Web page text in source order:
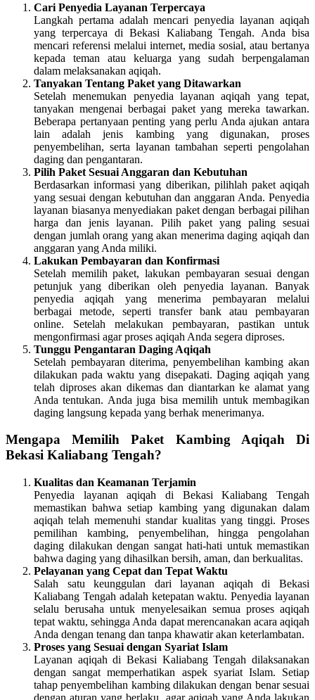
Cari Penyedia Layanan Terpercaya
Langkah pertama adalah mencari penyedia layanan aqiqah
yang terpercaya di Bekasi Kaliabang Tengah. Anda bisa
mencari referensi melalui internet, media sosial, atau bertanya
kepada teman atau keluarga yang sudah berpengalaman
dalam melaksanakan aqiqah.
Tanyakan Tentang Paket yang Ditawarkan
Setelah menemukan penyedia layanan aqiqah yang tepat,
tanyakan mengenai berbagai paket yang mereka tawarkan.
Beberapa pertanyaan penting yang perlu Anda ajukan antara
lain adalah jenis kambing yang digunakan, proses
penyembelihan, serta layanan tambahan seperti pengolahan
daging dan pengantaran.
Pilih Paket Sesuai Anggaran dan Kebutuhan
Berdasarkan informasi yang diberikan, pilihlah paket aqiqah
yang sesuai dengan kebutuhan dan anggaran Anda. Penyedia
layanan biasanya menyediakan paket dengan berbagai pilihan
harga dan jenis layanan. Pilih paket yang paling sesuai
dengan jumlah orang yang akan menerima daging aqiqah dan
anggaran yang Anda miliki.
Lakukan Pembayaran dan Konfirmasi
Setelah memilih paket, lakukan pembayaran sesuai dengan
petunjuk yang diberikan oleh penyedia layanan. Banyak
penyedia aqiqah yang menerima pembayaran melalui
berbagai metode, seperti transfer bank atau pembayaran
online. Setelah melakukan pembayaran, pastikan untuk
mengonfirmasi agar proses aqiqah Anda segera diproses.
Tunggu Pengantaran Daging Aqiqah
Setelah pembayaran diterima, penyembelihan kambing akan
dilakukan pada waktu yang disepakati. Daging aqiqah yang
telah diproses akan dikemas dan diantarkan ke alamat yang
Anda tentukan. Anda juga bisa memilih untuk membagikan
daging langsung kepada yang berhak menerimanya.
Mengapa Memilih Paket Kambing Aqiqah Di
Bekasi Kaliabang Tengah?
Kualitas dan Keamanan Terjamin
Penyedia layanan aqiqah di Bekasi Kaliabang Tengah
memastikan bahwa setiap kambing yang digunakan dalam
aqiqah telah memenuhi standar kualitas yang tinggi. Proses
pemilihan kambing, penyembelihan, hingga pengolahan
daging dilakukan dengan sangat hati-hati untuk memastikan
bahwa daging yang dihasilkan bersih, aman, dan berkualitas.
Pelayanan yang Cepat dan Tepat Waktu
Salah satu keunggulan dari layanan aqiqah di Bekasi
Kaliabang Tengah adalah ketepatan waktu. Penyedia layanan
selalu berusaha untuk menyelesaikan semua proses aqiqah
tepat waktu, sehingga Anda dapat merencanakan acara aqiqah
Anda dengan tenang dan tanpa khawatir akan keterlambatan.
Proses yang Sesuai dengan Syariat Islam
Layanan aqiqah di Bekasi Kaliabang Tengah dilaksanakan
dengan sangat memperhatikan aspek syariat Islam. Setiap
tahap penyembelihan kambing dilakukan dengan benar sesuai
dengan aturan yang berlaku, agar aqiqah yang Anda lakukan